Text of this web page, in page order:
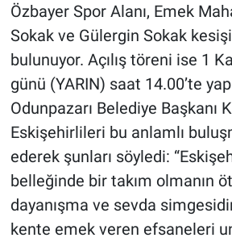
Özbayer Spor Alanı, Emek
Sokak ve Gülergin Sokak
bulunuyor. Açılış töreni ise 1
günü (YARIN) saat 14.00’te
Odunpazarı Belediye Başkanı
Eskişehirlileri bu anlamlı
ederek şunları söyledi:
belleğinde bir takım olmanın
dayanışma ve sevda
kente emek veren efsaneleri